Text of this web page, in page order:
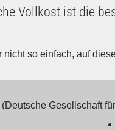
Vollkost ist die
nicht so einfach, auf
Gesellschaft